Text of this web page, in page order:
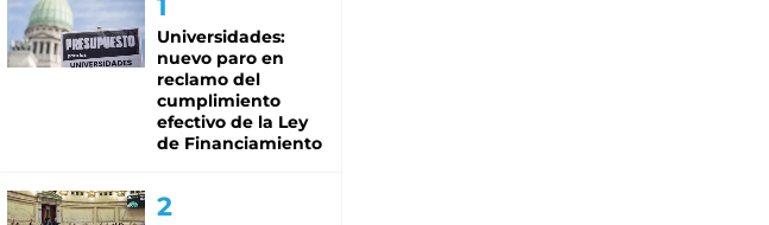
Universidades:
nuevo paro en
reclamo del
cumplimiento
efectivo de la Ley
de Financiamiento